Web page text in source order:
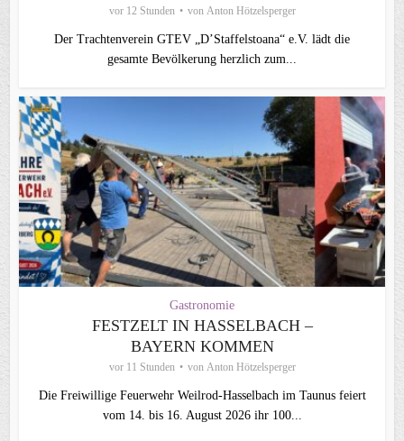
vor 12 Stunden von Anton Hötzelsperger
Der Trachtenverein GTEV „D’Staffelstoana“ e.V. lädt die
gesamte Bevölkerung herzlich zum...
Gastronomie
FESTZELT IN HASSELBACH –
BAYERN KOMMEN
vor 11 Stunden von Anton Hötzelsperger
Die Freiwillige Feuerwehr Weilrod-Hasselbach im Taunus feiert
vom 14. bis 16. August 2026 ihr 100...